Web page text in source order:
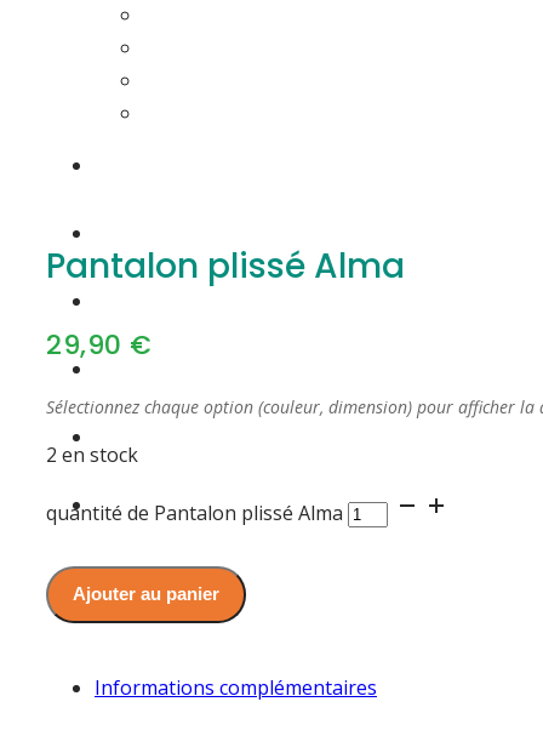
Pantalon plissé Alma
29,90 €
Sélectionnez chaque option (couleur, dimension) pour afficher
2 en stock
quantité de Pantalon plissé Alma
Ajouter au panier
Informations complémentaires